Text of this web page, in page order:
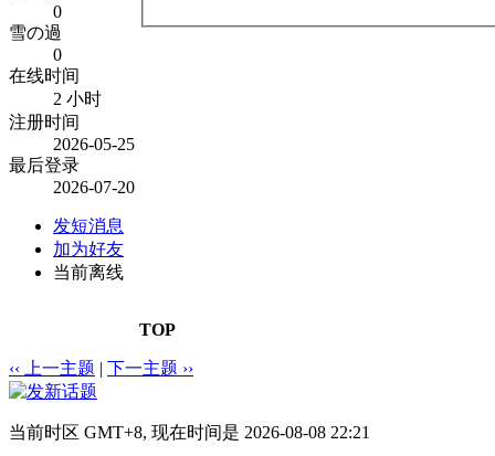
0
雪の過
0
在线时间
2 小时
注册时间
2026-05-25
最后登录
2026-07-20
发短消息
加为好友
当前离线
TOP
‹‹ 上一主题 | 下一主题 ››
当前时区 GMT+8, 现在时间是 2026-08-08 22:21